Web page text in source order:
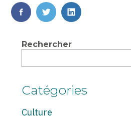
FaceBook
TwitterLinkedIn
VieRechercher
Catégories
Culture